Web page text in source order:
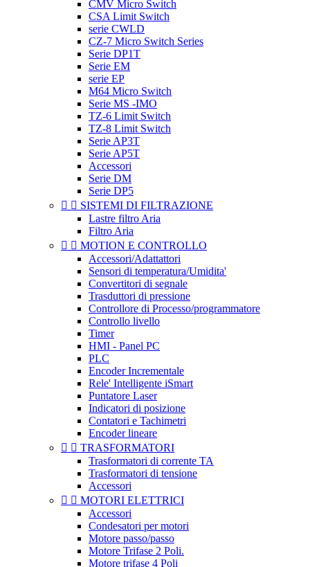
CMV Micro Switch
CSA Limit Switch
serie CWLD
CZ-7 Micro Switch Series
Serie DP1T
Serie EM
serie EP
M64 Micro Switch
Serie MS -IMO
TZ-6 Limit Switch
TZ-8 Limit Switch
Serie AP3T
Serie AP5T
Accessori
Serie DM
Serie DP5
  SISTEMI DI FILTRAZIONE
Lastre filtro Aria
Filtro Aria
  MOTION E CONTROLLO
Accessori/Adattattori
Sensori di temperatura/Umidita'
Convertitori di segnale
Trasduttori di pressione
Controllore di Processo/programmatore
Controllo livello
Timer
HMI - Panel PC
PLC
Encoder Incrementale
Rele' Intelligente iSmart
Puntatore Laser
Indicatori di posizione
Contatori e Tachimetri
Encoder lineare
  TRASFORMATORI
Trasformatori di corrente TA
Trasformatori di tensione
Accessori
  MOTORI ELETTRICI
Accessori
Condesatori per motori
Motore passo/passo
Motore Trifase 2 Poli.
Motore trifase 4 Poli